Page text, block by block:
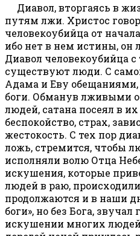
Диавол, вторгаясь в
путям лжи. Христос
человекоубийца от
ибо нет в нем истины, он
Диавол человекоубийца с
существуют люди. С
Адама и Еву обещаниями,
боги. Обманув лживыми
людей, сатана посеял в
беспокойство, страх,
жестокость. С тех пор
ложь, стремится, чтобы
исполняли волю Отца
искушения, которые
людей в раю,
продолжаются и в наши
боги», но без Бога,
искушении многих